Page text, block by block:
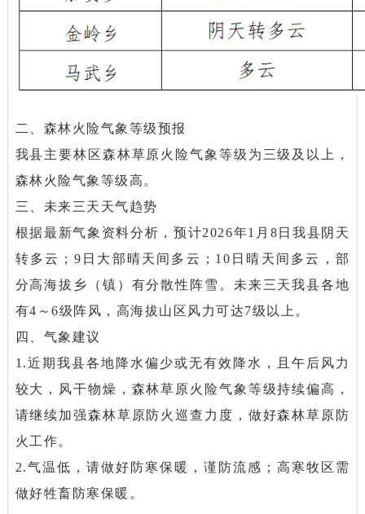
二、森林火险气象等级预报
我县主要林区森林草原火险气象等级为三级及以上，
森林火险气象等级高。
三、未来三天天气趋势
根据最新气象资料分析，预计2026年1月8日我县阴天
转多云；9日大部晴天间多云；10日晴天间多云，部
分高海拔乡（镇）有分散性阵雪。未来三天我县各地
有4～6级阵风，高海拔山区风力可达7级以上。
四、气象建议
1.近期我县各地降水偏少或无有效降水，且午后风力
较大，风干物燥，森林草原火险气象等级持续偏高，
请继续加强森林草原防火巡查力度，做好森林草原防
火工作。
2.气温低，请做好防寒保暖，谨防流感；高寒牧区需
做好牲畜防寒保暖。